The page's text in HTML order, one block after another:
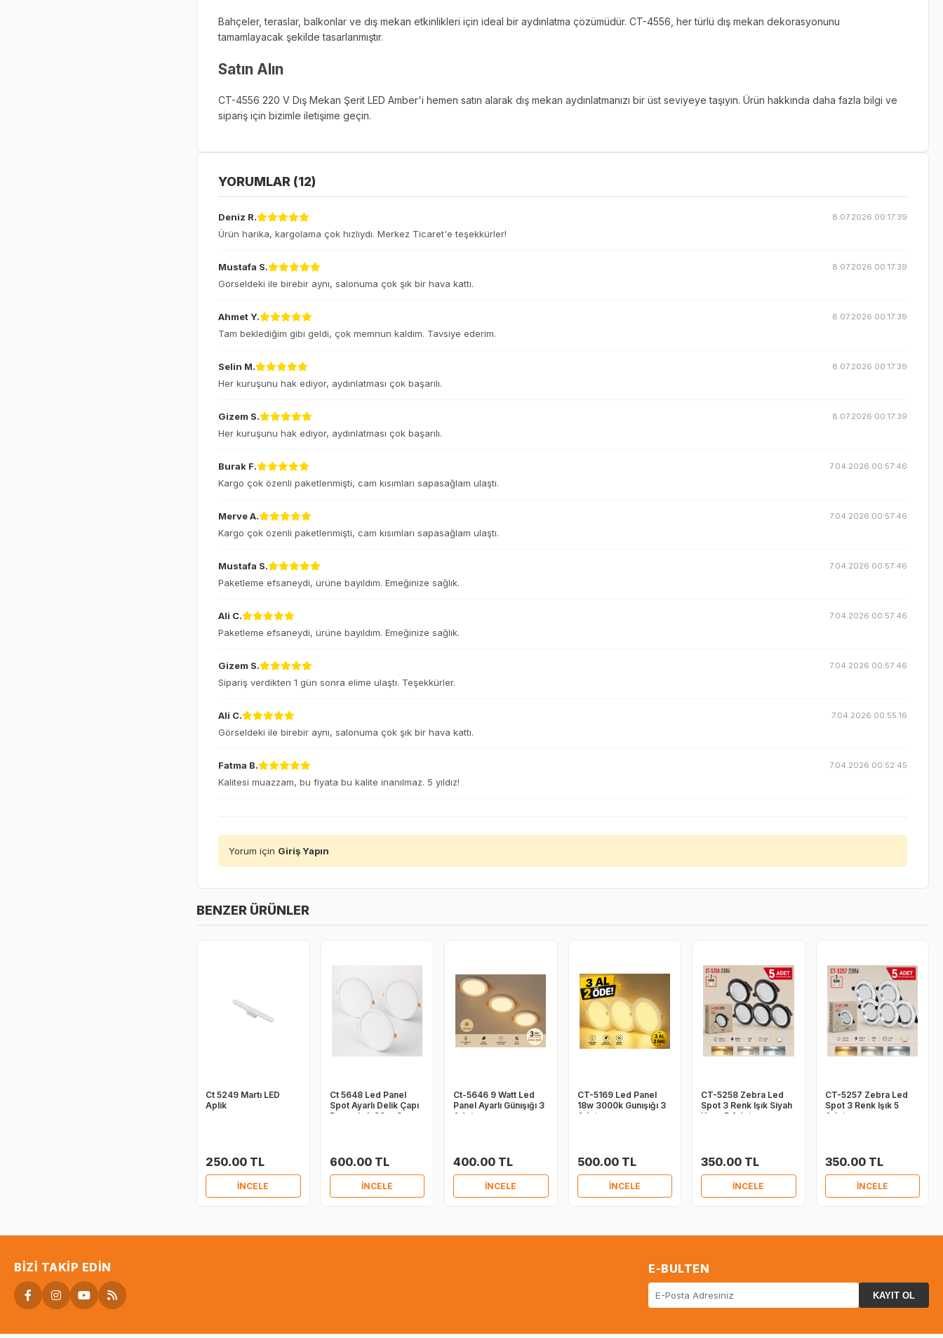
Bahçeler, teraslar, balkonlar ve dış mekan etkinlikleri için ideal bir aydınlatma çözümüdür. CT-4556, her türlü dış mekan dekorasyonunu
tamamlayacak şekilde tasarlanmıştır.
Satın Alın
CT-4556 220 V Dış Mekan Şerit LED Amber'i hemen satın alarak dış mekan aydınlatmanızı bir üst seviyeye taşıyın. Ürün hakkında daha fazla bilgi ve
sipariş için bizimle iletişime geçin.
YORUMLAR (12)
Deniz R. 8.07.2026 00:17:39
Ürün harika, kargolama çok hızlıydı. Merkez Ticaret'e teşekkürler!
Mustafa S. 8.07.2026 00:17:39
Görseldeki ile birebir aynı, salonuma çok şık bir hava kattı.
Ahmet Y. 8.07.2026 00:17:39
Tam beklediğim gibi geldi, çok memnun kaldım. Tavsiye ederim.
Selin M. 8.07.2026 00:17:39
Her kuruşunu hak ediyor, aydınlatması çok başarılı.
Gizem S. 8.07.2026 00:17:39
Her kuruşunu hak ediyor, aydınlatması çok başarılı.
Burak F. 7.04.2026 00:57:46
Kargo çok özenli paketlenmişti, cam kısımları sapasağlam ulaştı.
Merve A. 7.04.2026 00:57:46
Kargo çok özenli paketlenmişti, cam kısımları sapasağlam ulaştı.
Mustafa S. 7.04.2026 00:57:46
Paketleme efsaneydi, ürüne bayıldım. Emeğinize sağlık.
Ali C. 7.04.2026 00:57:46
Paketleme efsaneydi, ürüne bayıldım. Emeğinize sağlık.
Gizem S. 7.04.2026 00:57:46
Sipariş verdikten 1 gün sonra elime ulaştı. Teşekkürler.
Ali C. 7.04.2026 00:55:16
Görseldeki ile birebir aynı, salonuma çok şık bir hava kattı.
Fatma B. 7.04.2026 00:52:45
Kalitesi muazzam, bu fiyata bu kalite inanılmaz. 5 yıldız!
Yorum için Giriş Yapın
BENZER ÜRÜNLER
Ct 5249 Martı LED
Aplik
250.00 TL
İNCELE
Ct 5648 Led Panel
Spot Ayarlı Delik Çapı
Beyaz Işık 20 w 3
600.00 TL
İNCELE
Ct-5646 9 Watt Led
Panel Ayarlı Günışığı 3
Adet
400.00 TL
İNCELE
CT-5169 Led Panel
18w 3000k Gunışığı 3
Adet
500.00 TL
İNCELE
CT-5258 Zebra Led
Spot 3 Renk Işık Siyah
Kasa 5 Adet
350.00 TL
İNCELE
CT-5257 Zebra Led
Spot 3 Renk Işık 5
Adet
350.00 TL
İNCELE
BIZI TAKIP EDIN E-BULTEN
KAYIT OL